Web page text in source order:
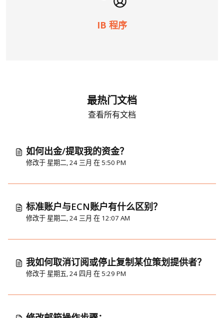
IB 程序
最热门文档
查看所有文档
如何出金/提取我的资金？
修改于 星期二, 24 三月 在 5:50 PM
标准账户与ECN账户有什么区别？
修改于 星期二, 24 三月 在 12:07 AM
我如何取消订阅或停止复制某位策划提供者？
修改于 星期五, 24 四月 在 5:29 PM